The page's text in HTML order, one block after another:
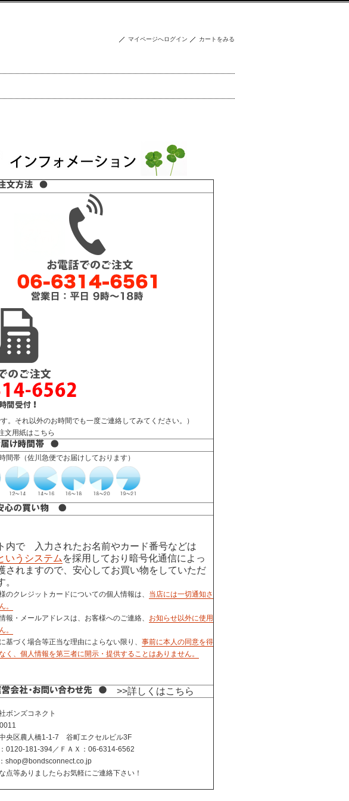
マイページへログイン カートをみる
それ以外のお時間でも一度ご連絡してみてください。）
文用紙はこちら
間帯（佐川急便でお届けしております）
内で 入力されたお名前やカード番号などは
いうシステム を採用しており暗号化通信によっ
されますので、安心してお買い物をしていただ
。
のクレジットカードについての個人情報は、 当店には一切通知さ
。
報・メールアドレスは、お客様へのご連絡、 お知らせ以外に使用
。
基づく場合等正当な理由によらない限り、 事前に本人の同意を得
く、個人情報を第三者に開示・提供することはありません。
>>詳しくはこちら
ボンズコネクト
央区農人橋1-1-7 谷町エクセルビル3F
0120-181-394／ＦＡＸ：06-6314-6562
shop@bondsconnect.co.jp
点等ありましたらお気軽にご連絡下さい！